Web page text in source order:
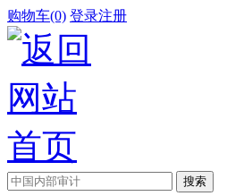
购物车(0) 登录注册